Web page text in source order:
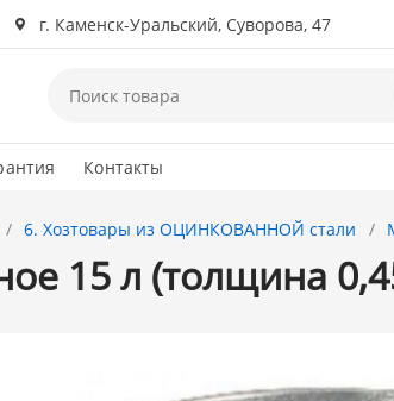
г. Каменск-Уральский, Суворова, 47
Контакты
6. Хозтовары из ОЦИНКОВАННОЙ стали
15 л (толщина